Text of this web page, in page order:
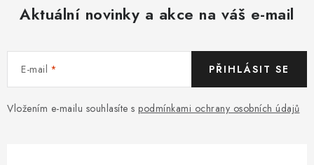
Aktuální novinky a akce na váš e-mail
E-mail
Vložením e-mailu souhlasíte s podmínkami ochrany osobních údajů
PŘIHLÁSIT SE